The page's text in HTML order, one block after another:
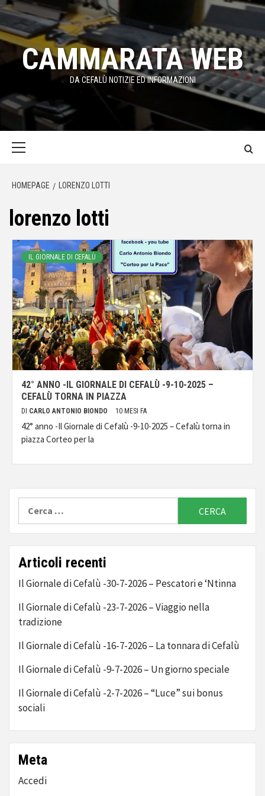
Passa
contenuto
CAMMARATA WEB
DA CEFALÙ NOTIZIE ED INFORMAZIONI
HOMEPAGE LORENZO LOTTI
lorenzo lotti
IL GIORNALE DI CEFALÙ
42° ANNO -IL GIORNALE DI CEFALÙ -9-10-2025 –
CEFALÙ TORNA IN PIAZZA
DI CARLO ANTONIO BIONDO 10 MESI FA
42° anno -Il Giornale di Cefalù -9-10-2025 – Cefalù torna in
piazza Corteo per la
Articoli recenti
Il Giornale di Cefalù -30-7-2026 – Pescatori e ‘Ntinna
Il Giornale di Cefalù -23-7-2026 – Viaggio nella
tradizione
Il Giornale di Cefalù -16-7-2026 – La tonnara di Cefalù
Il Giornale di Cefalù -9-7-2026 – Un giorno speciale
Il Giornale di Cefalù -2-7-2026 – “Luce” sui bonus
sociali
Meta
Accedi